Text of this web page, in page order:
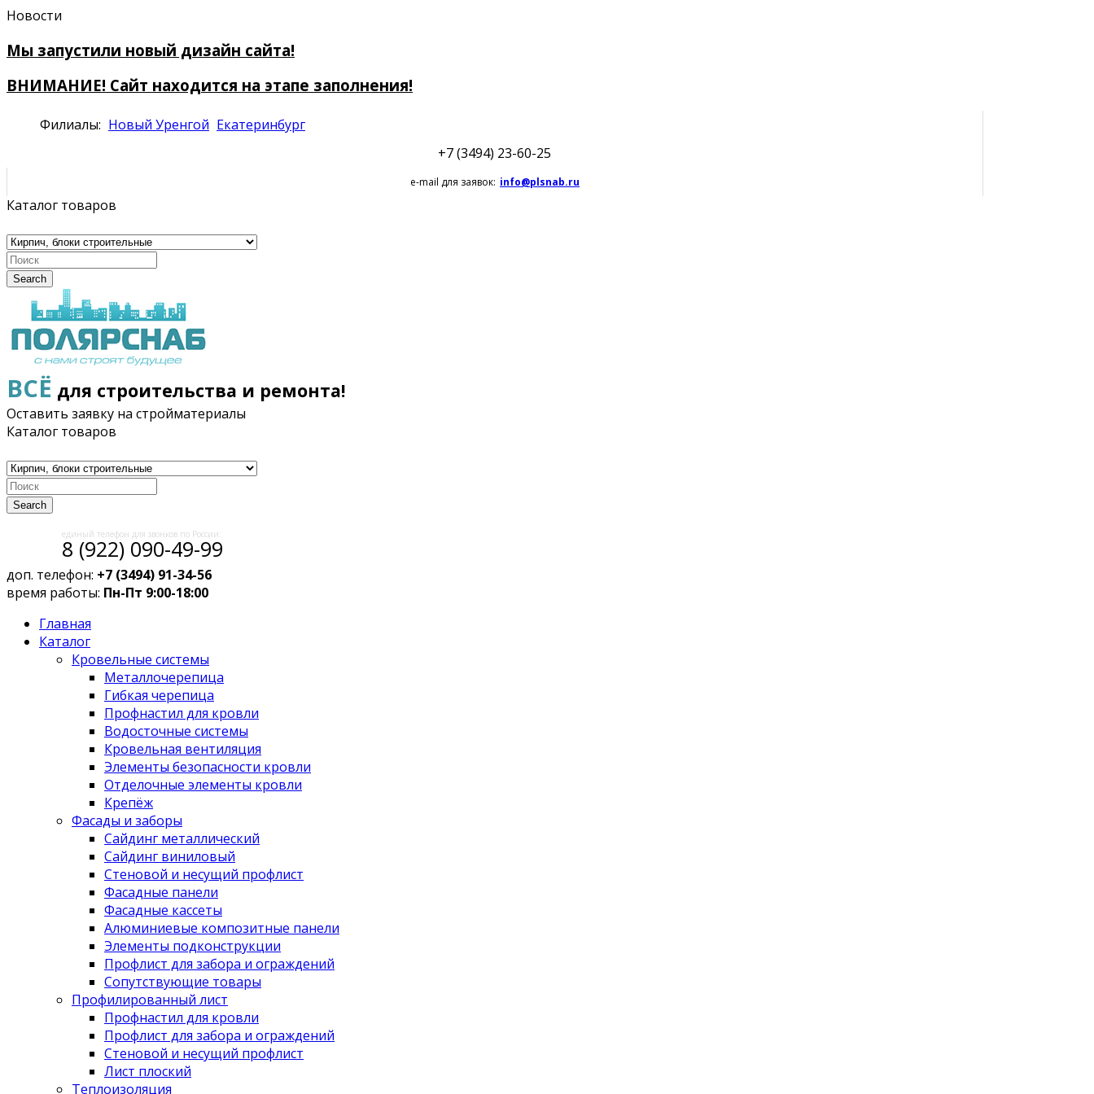
Новости
Мы запустили новый дизайн сайта!
ВНИМАНИЕ! Сайт находится на этапе заполнения!
Филиалы: Новый Уренгой Екатеринбург
+7 (3494) 23-60-25
e-mail для заявок: info@plsnab.ru
Каталог товаров
Search
ВСЁ для строительства и ремонта!
Оставить заявку на стройматериалы
Каталог товаров
Search
единый телефон для звонков по России:
8 (922) 090-49-99
доп. телефон: +7 (3494) 91-34-56
время работы: Пн-Пт 9:00-18:00
Главная
Каталог
Кровельные системы
Металлочерепица
Гибкая черепица
Профнастил для кровли
Водосточные системы
Кровельная вентиляция
Элементы безопасности кровли
Отделочные элементы кровли
Крепёж
Фасады и заборы
Сайдинг металлический
Сайдинг виниловый
Стеновой и несущий профлист
Фасадные панели
Фасадные кассеты
Алюминиевые композитные панели
Элементы подконструкции
Профлист для забора и ограждений
Сопутствующие товары
Профилированный лист
Профнастил для кровли
Профлист для забора и ограждений
Стеновой и несущий профлист
Лист плоский
Теплоизоляция